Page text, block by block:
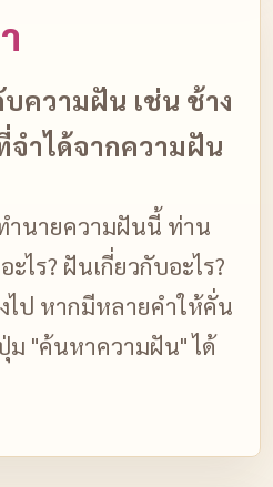
ความฝัน เช่น ช้าง
ำได้จากความฝัน
ำนายความฝันนี้ ท่าน
ไร? ฝันเกี่ยวกับอะไร?
ป หากมีหลายคำให้คั่น
ม "ค้นหาความฝัน" ได้